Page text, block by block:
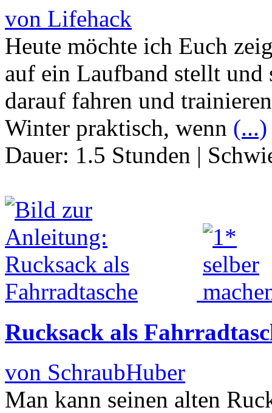
von Lifehack
Heute möchte ich Euch
auf ein Laufband stellt und
darauf fahren und
Winter praktisch, wenn (...)
Dauer: 1.5 Stunden |
Rucksack als
von SchraubHuber
Man kann seinen alten